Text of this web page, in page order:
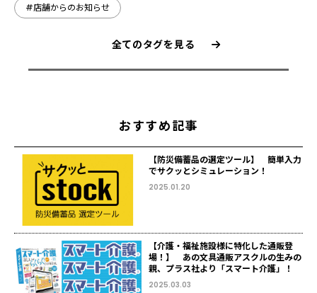
#店舗からのお知らせ
全てのタグを見る
おすすめ記事
【防災備蓄品の選定ツール】 簡単入力
でサクッとシミュレーション！
2025.01.20
【介護・福祉施設様に特化した通販登
場！】 あの文具通販アスクルの生みの
親、プラス社より「スマート介護」！
2025.03.03